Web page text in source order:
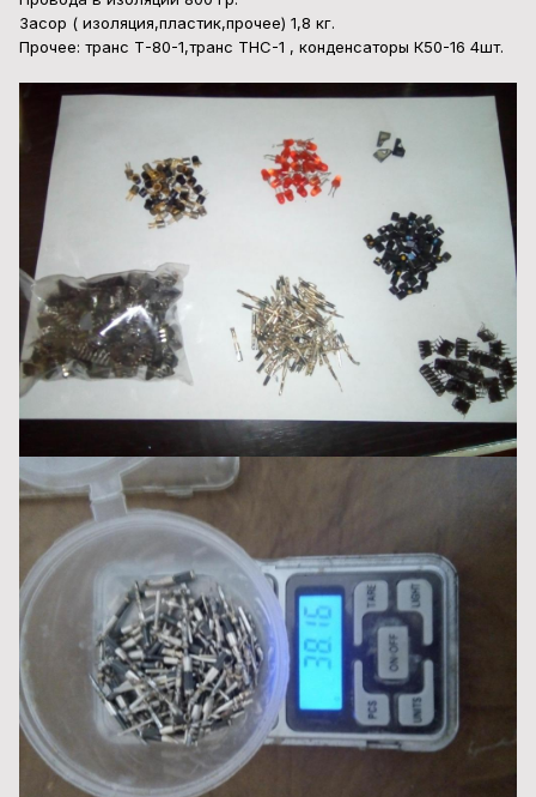
Засор ( изоляция,пластик,прочее) 1,8 кг.
Прочее: транс Т-80-1,транс ТНС-1 , конденсаторы К50-16 4шт.